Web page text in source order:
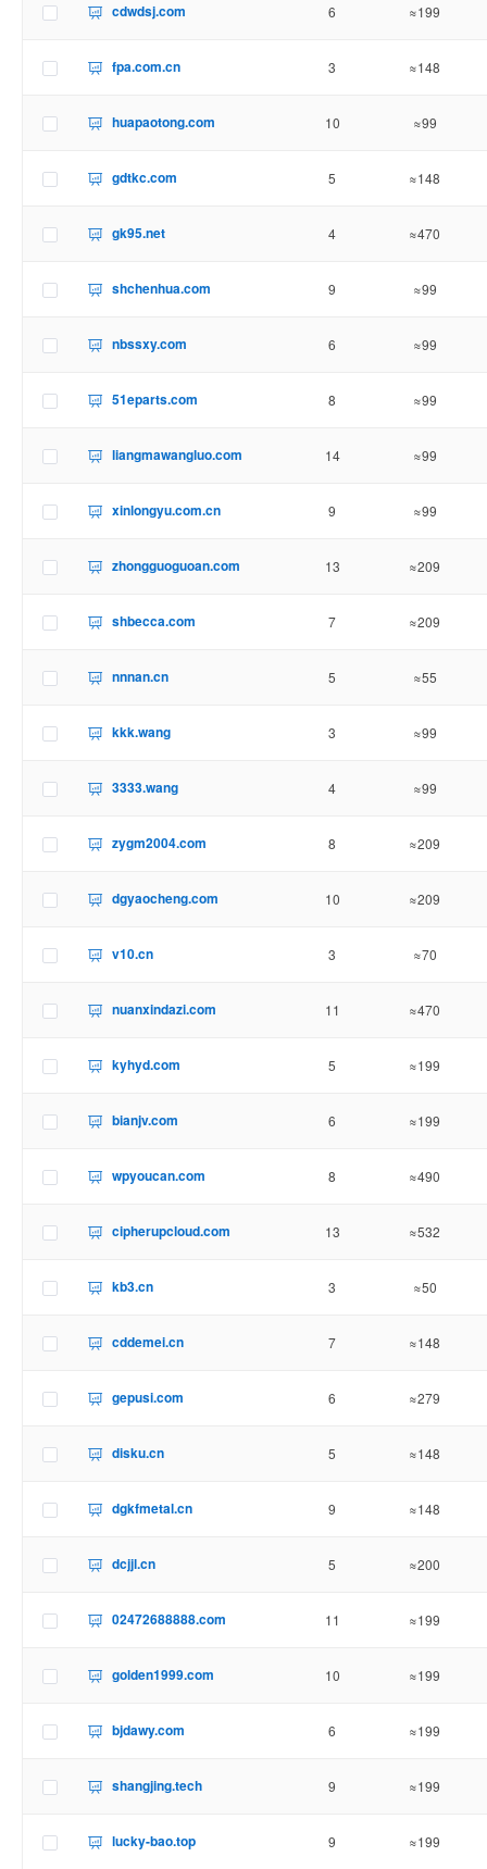
cdwdsj.com 6 ≈199
fpa.com.cn 3 ≈148
huapaotong.com 10 ≈99
gdtkc.com 5 ≈148
gk95.net 4 ≈470
shchenhua.com 9 ≈99
nbssxy.com 6 ≈99
51eparts.com 8 ≈99
liangmawangluo.com 14 ≈99
xinlongyu.com.cn 9 ≈99
zhongguoguoan.com 13 ≈209
shbecca.com 7 ≈209
nnnan.cn 5 ≈55
kkk.wang 3 ≈99
3333.wang 4 ≈99
zygm2004.com 8 ≈209
dgyaocheng.com 10 ≈209
v10.cn 3 ≈70
nuanxindazi.com 11 ≈470
kyhyd.com 5 ≈199
bianjv.com 6 ≈199
wpyoucan.com 8 ≈490
cipherupcloud.com 13 ≈532
kb3.cn 3 ≈50
cddemei.cn 7 ≈148
gepusi.com 6 ≈279
disku.cn 5 ≈148
dgkfmetal.cn 9 ≈148
dcjjl.cn 5 ≈200
02472688888.com 11 ≈199
golden1999.com 10 ≈199
bjdawy.com 6 ≈199
shangjing.tech 9 ≈199
lucky-bao.top 9 ≈199